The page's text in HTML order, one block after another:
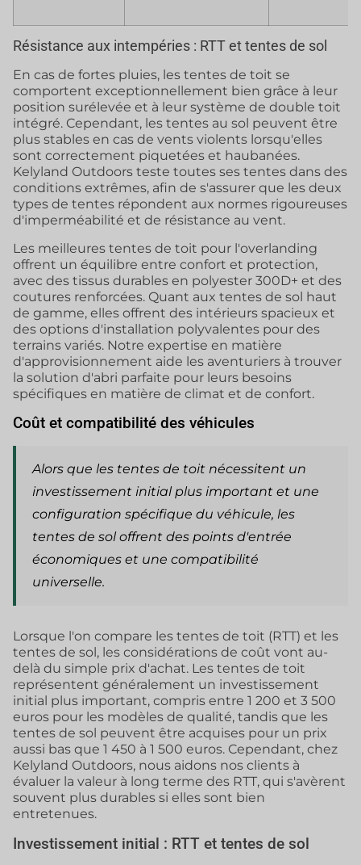
Résistance aux intempéries : RTT et tentes de sol
En cas de fortes pluies, les tentes de toit se
comportent exceptionnellement bien grâce à leur
position surélevée et à leur système de double toit
intégré. Cependant, les tentes au sol peuvent être
plus stables en cas de vents violents lorsqu'elles
sont correctement piquetées et haubanées.
Kelyland Outdoors teste toutes ses tentes dans des
conditions extrêmes, afin de s'assurer que les deux
types de tentes répondent aux normes rigoureuses
d'imperméabilité et de résistance au vent.
Les meilleures tentes de toit pour l'overlanding
offrent un équilibre entre confort et protection,
avec des tissus durables en polyester 300D+ et des
coutures renforcées. Quant aux tentes de sol haut
de gamme, elles offrent des intérieurs spacieux et
des options d'installation polyvalentes pour des
terrains variés. Notre expertise en matière
d'approvisionnement aide les aventuriers à trouver
la solution d'abri parfaite pour leurs besoins
spécifiques en matière de climat et de confort.
Coût et compatibilité des véhicules
Alors que les tentes de toit nécessitent un
investissement initial plus important et une
configuration spécifique du véhicule, les
tentes de sol offrent des points d'entrée
économiques et une compatibilité
universelle.
Lorsque l'on compare les tentes de toit (RTT) et les
tentes de sol, les considérations de coût vont au-
delà du simple prix d'achat. Les tentes de toit
représentent généralement un investissement
initial plus important, compris entre 1 200 et 3 500
euros pour les modèles de qualité, tandis que les
tentes de sol peuvent être acquises pour un prix
aussi bas que 1 450 à 1 500 euros. Cependant, chez
Kelyland Outdoors, nous aidons nos clients à
évaluer la valeur à long terme des RTT, qui s'avèrent
souvent plus durables si elles sont bien
entretenues.
Investissement initial : RTT et tentes de sol